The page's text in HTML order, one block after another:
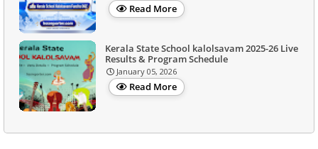
Read More
Kerala State School kalolsavam 2025-26 Live
Results & Program Schedule
January 05, 2026
Read More